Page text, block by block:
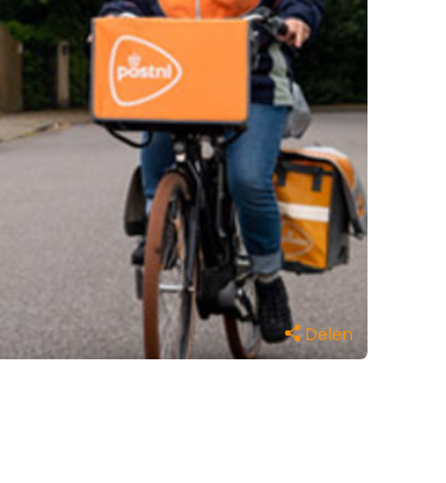
Delen